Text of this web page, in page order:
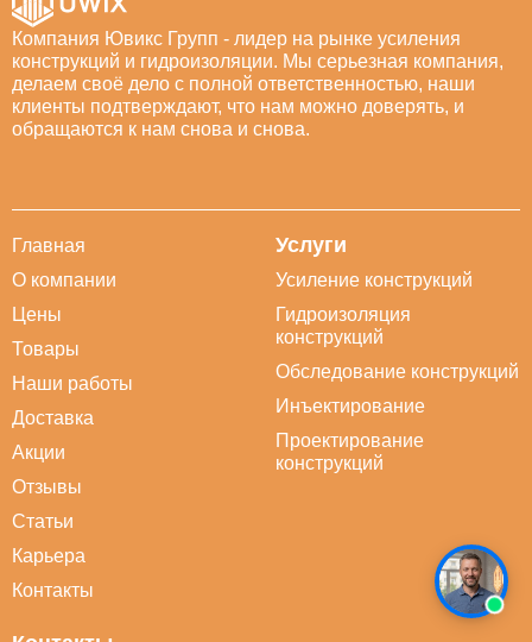
Компания Ювикс Групп - лидер на рынке усиления
конструкций и гидроизоляции. Мы серьезная компания,
делаем своё дело с полной ответственностью, наши
клиенты подтверждают, что нам можно доверять, и
обращаются к нам снова и снова.
Главная
О компании
Цены
Товары
Наши работы
Доставка
Акции
Отзывы
Статьи
Карьера
Контакты
Услуги
Усиление конструкций
Гидроизоляция
конструкций
Обследование конструкций
Инъектирование
Проектирование
конструкций